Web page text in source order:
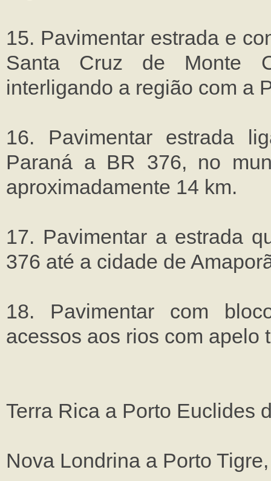
15. Pavimentar estrada e
Santa Cruz de Monte
interligando a região com a
16. Pavimentar estrada
Paraná a BR 376, no
aproximadamente 14 km.
17. Pavimentar a estrada
376 até a cidade de
18. Pavimentar com
acessos aos rios com apelo
Terra Rica a Porto Euclides
Nova Londrina a Porto